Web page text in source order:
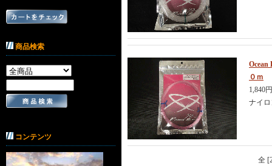
商品検索
コンテンツ
０ｍ
1,840
ナイ
全